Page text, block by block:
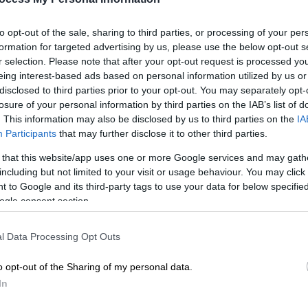
opt-out of the sale, sharing to third parties, or processing of your
for targeted advertising by us, please use the below opt-out
selection. Please note that after your opt-out request is processed
interest-based ads based on personal information utilized by us
to third parties prior to your opt-out. You may separately
of your personal information by third parties on the IAB’s list of
This information may also be disclosed by us to third parties on the
Participants that may further disclose it to other third parties.
that this website/app uses one or more Google services and may
but not limited to your visit or usage behaviour. You may
to Google and its third-party tags to use your data for below
consent section.
Data Processing Opt Outs
opt-out of the Sharing of my personal data.
μισθού και την κατάργηση του
από τη κυβέρνηση του ΣΥΡΙΖΑ». Η ίδια,
της αξιωματικής αντιπολίτευσης είναι
800 ευρώ, που αναλογεί στο 60% του
η κατάργηση της υπερεργασίας και η
ώρα εργασίας πέραν του οκτάωρου,
της μερικής απασχόλησης»